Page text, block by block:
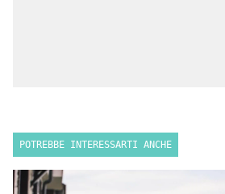
POTREBBE INTERESSARTI ANCHE